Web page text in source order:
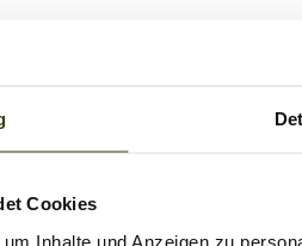
Cookies
Inhalte und Anzeigen zu